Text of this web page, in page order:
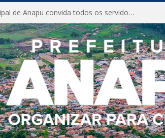
CONVITE A Prefeitura Municipal de Anapu convida todos os servidores públicos municipais para participarem da Audiência Pública de discussão da Lei de Diretrizes Orçamentárias (LDO), importante instrumento de planejamento das ações e investimentos da Administração Pública para o próximo exercício financeiro.